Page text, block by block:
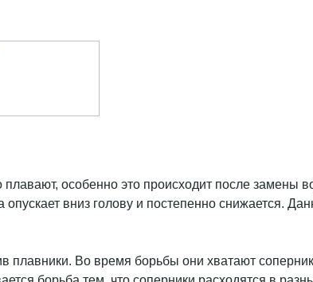
особенно это происходит после замены
вниз голову и постепенно снижается.
Во время борьбы они хватают